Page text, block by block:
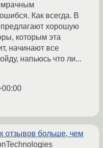
мрачным
Как всегда. В
хорошую
которым эта
начинают все
напьюсь что ли...
отзывов больше, чем